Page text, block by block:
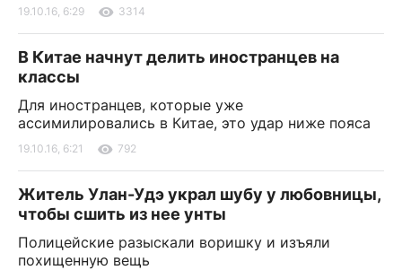
19.10.16, 6:29 3314
В Китае начнут делить иностранцев на
классы
Для иностранцев, которые уже
ассимилировались в Китае, это удар ниже пояса
19.10.16, 6:21 792
Житель Улан-Удэ украл шубу у любовницы,
чтобы сшить из нее унты
Полицейские разыскали воришку и изъяли
похищенную вещь